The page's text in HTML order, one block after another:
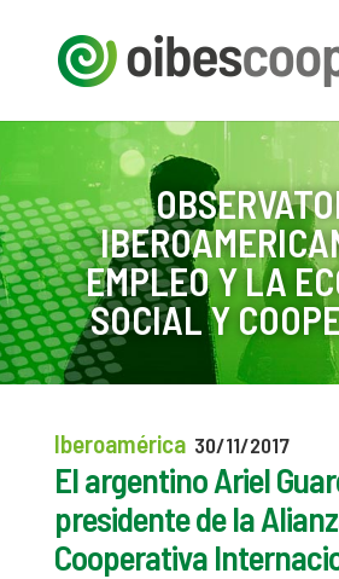
EMPLEO Y LA
SOCIAL Y
Iberoamérica 30/11/2017
El argentino Ariel
presidente de la
Cooperativa